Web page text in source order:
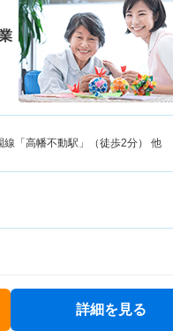
「高幡不動駅」（徒歩2分） 他
詳細を見る